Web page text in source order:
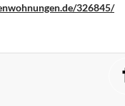
326845/